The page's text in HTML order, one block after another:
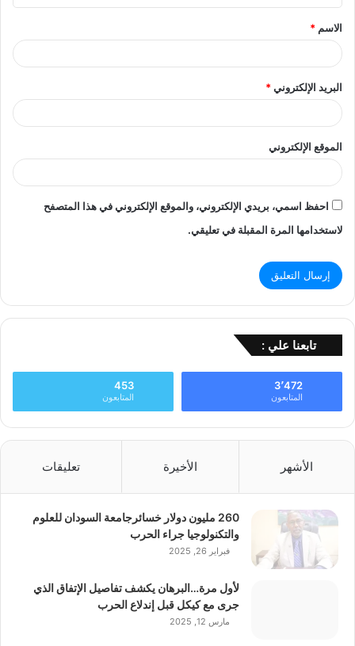
ق
*
الاسم *
البريد الإلكتروني*
الموقع الإلكتروني
احفظ اسمي، بريدي الإلكتروني، والموقع الإلكتروني في هذا المتصفح
لاستخدامها المرة المقبلة في تعليقي.
تابعنا علي :
3٬472
المتابعون
453
المتابعون
الأشهر الأخيرة تعليقات
260 مليون دولار خسائرجامعة السودان للعلوم
والتكنولوجيا جراء الحرب
فبراير 26, 2025
لأول مرة…البرهان يكشف تفاصيل الإتفاق الذي
جرى مع كيكل قبل إندلاع الحرب
مارس 12, 2025